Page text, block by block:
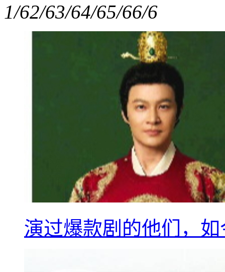
1/62/63/64/65/66/6
演过爆款剧的他们，